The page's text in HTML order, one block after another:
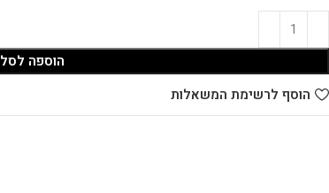
הוספה לסל
הוסף לרשימת המשאלות